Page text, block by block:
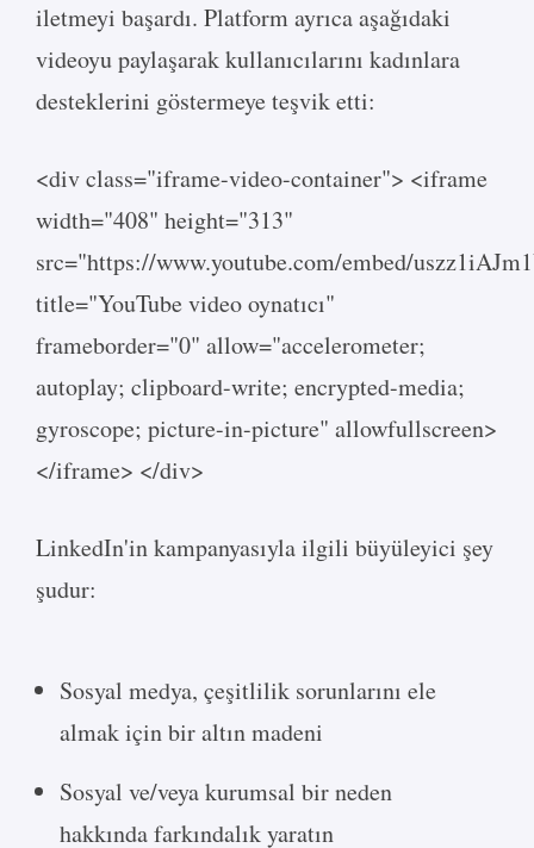
iletmeyi başardı. Platform ayrıca aşağıdaki
videoyu paylaşarak kullanıcılarını kadınlara
desteklerini göstermeye teşvik etti:
<div class="iframe-video-container"> <iframe
width="408" height="313"
src="https://www.youtube.com/embed/
title="YouTube video oynatıcı"
frameborder="0" allow="accelerometer;
autoplay; clipboard-write; encrypted-media;
gyroscope; picture-in-picture" allowfullscreen>
</iframe> </div>
LinkedIn'in kampanyasıyla ilgili büyüleyici şey
şudur:
Sosyal medya, çeşitlilik sorunlarını ele
almak için bir altın madeni
Sosyal ve/veya kurumsal bir neden
hakkında farkındalık yaratın